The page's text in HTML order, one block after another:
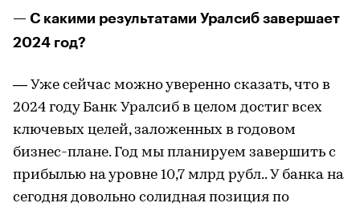
— С какими результатами Уралсиб завершает
2024 год?
— Уже сейчас можно уверенно сказать, что в
2024 году Банк Уралсиб в целом достиг всех
ключевых целей, заложенных в годовом
бизнес-плане. Год мы планируем завершить с
прибылью на уровне 10,7 млрд рубл.. У банка на
сегодня довольно солидная позиция по